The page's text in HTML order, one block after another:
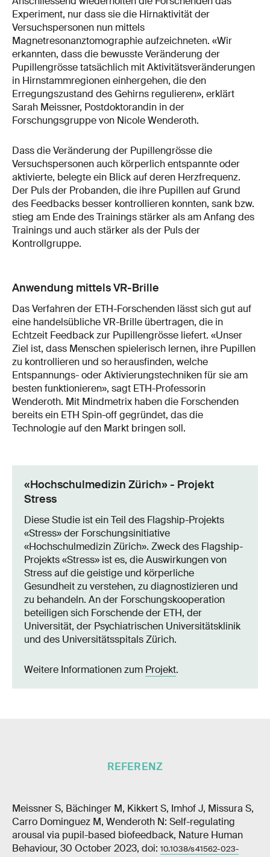
Experiment, nur dass sie die Hirnaktivität der
Versuchspersonen nun mittels
Magnetresonanztomographie aufzeichneten. «Wir
erkannten, dass die bewusste Veränderung der
Pupillengrösse tatsächlich mit Aktivitätsveränderungen
in Hirnstammregionen einhergehen, die den
Erregungszustand des Gehirns regulieren», erklärt
Sarah Meissner, Postdoktorandin in der
Forschungsgruppe von Nicole Wenderoth.
Dass die Veränderung der Pupillengrösse die
Versuchspersonen auch körperlich entspannte oder
aktivierte, belegte ein Blick auf deren Herzfrequenz.
Der Puls der Probanden, die ihre Pupillen auf Grund
des Feedbacks besser kontrollieren konnten, sank bzw.
stieg am Ende des Trainings stärker als am Anfang des
Trainings und auch stärker als der Puls der
Kontrollgruppe.
Anwendung mittels VR-Brille
Das Verfahren der ETH-Forschenden lässt sich gut auf
eine handelsübliche VR-Brille übertragen, die in
Echtzeit Feedback zur Pupillengrösse liefert. «Unser
Ziel ist, dass Menschen spielerisch lernen, ihre Pupillen
zu kontrollieren und so herausfinden, welche
Entspannungs- oder Aktivierungstechniken für sie am
besten funktionieren», sagt ETH-Professorin
Wenderoth. Mit Mindmetrix haben die Forschenden
bereits ein ETH Spin-off gegründet, das die
Technologie auf den Markt bringen soll.
«Hochschulmedizin Zürich» - Projekt
Stress
Diese Studie ist ein Teil des Flagship-​Projekts
«Stress» der Forschungsinitiative
«Hochschulmedizin Zürich». Zweck des Flagship-​
Projekts «Stress» ist es, die Auswirkungen von
Stress auf die geistige und körperliche
Gesundheit zu verstehen, zu diagnostizieren und
zu behandeln. An der Forschungskooperation
beteiligen sich Forschende der ETH, der
Universität, der Psychiatrischen Universitätsklinik
und des Universitätsspitals Zürich.
Weitere Informationen zum Projekt.
REFERENZ
Meissner S, Bächinger M, Kikkert S, Imhof J, Missura S,
Carro Dominguez M, Wenderoth N: Self-regulating
arousal via pupil-based biofeedback, Nature Human
Behaviour, 30 October 2023, doi: 10.1038/s41562-023-